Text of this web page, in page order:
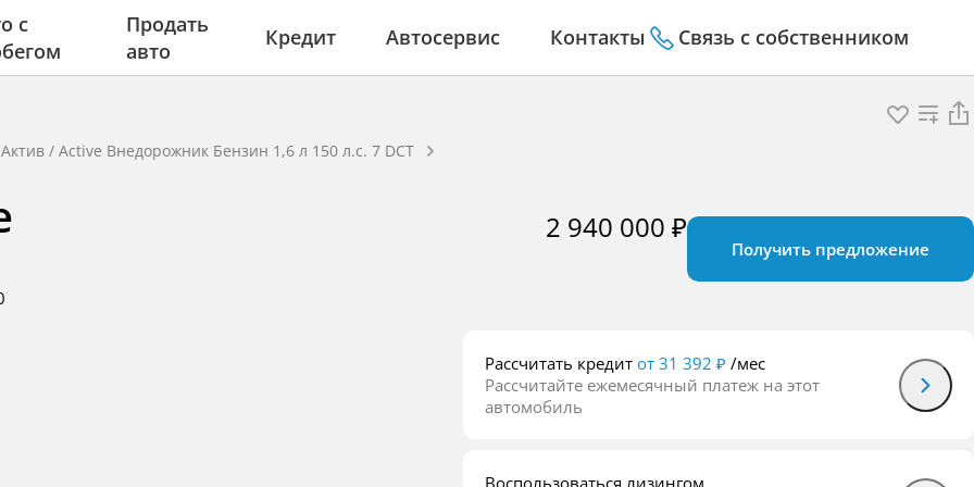
с
Продать
авто
Кредит Автосервис Контакты Связь с собственником
Актив / Active Внедорожник Бензин 1,6 л 150 л.с. 7 DCT
2 940 000 ₽
Получить предложение
Рассчитать кредит от 31 392 ₽ /мес
Рассчитайте ежемесячный платеж на этот
автомобиль
Воспользоваться лизингом